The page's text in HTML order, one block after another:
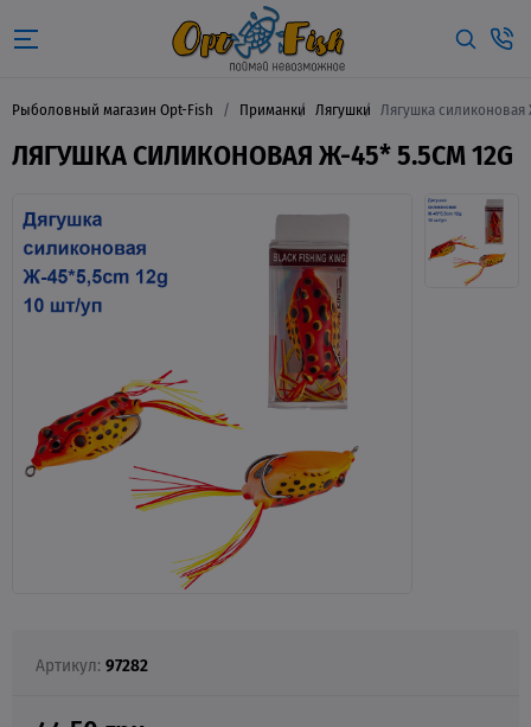
Рыболовный магазин Opt-Fish Приманки Лягушки Лягушка силиконовая
ЛЯГУШКА СИЛИКОНОВАЯ Ж-45* 5.5CM 12G
Артикул: 97282